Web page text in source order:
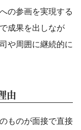
の参画を実現する
成果を出しなが
や周囲に継続的に
由
ものが面接で直接